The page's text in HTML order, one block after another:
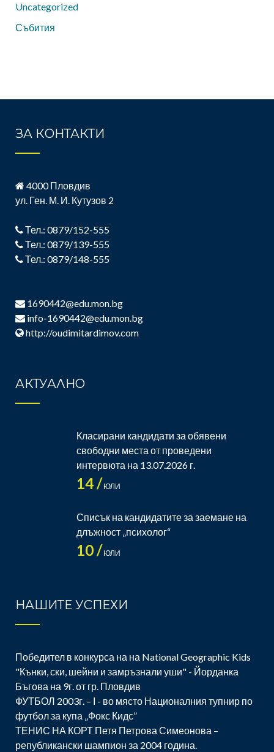
Uncategorized
Събития
ЗА КОНТАКТИ
4000 Пловдив
ул. Ген. М. И. Кутузов 2
Тел.: 0879/152-555
Тел.: 0879/139-555
Тел.: 0879/148-555
1690442@edu.mon.bg
info-1690442@edu.mon.bg
http://oudimitardimov.com
АКТУАЛНО
Класирани кандидати за обявени
свободни места от проведени
интервюта на 13.07.2026 г.
14 / ЮЛИ
Списък на кандидатите за заемане на
длъжност „психолог“
10 / ЮЛИ
НАШИТЕ УСПЕХИ
Победител в конкурса на на National Geographic Kids
"Кънки, ски, шейни и замръзнали уши" - Йорданка
Бъгова на 9г. от гр. Пловдив
ФУТБОЛ 2003г. – І - во място Националния тупнир по
футбол за купа „Фокс Кидс”
ТЕНИС НА КОРТ Петя Петрова Симеонова –
републикански шампион за 2004 година.